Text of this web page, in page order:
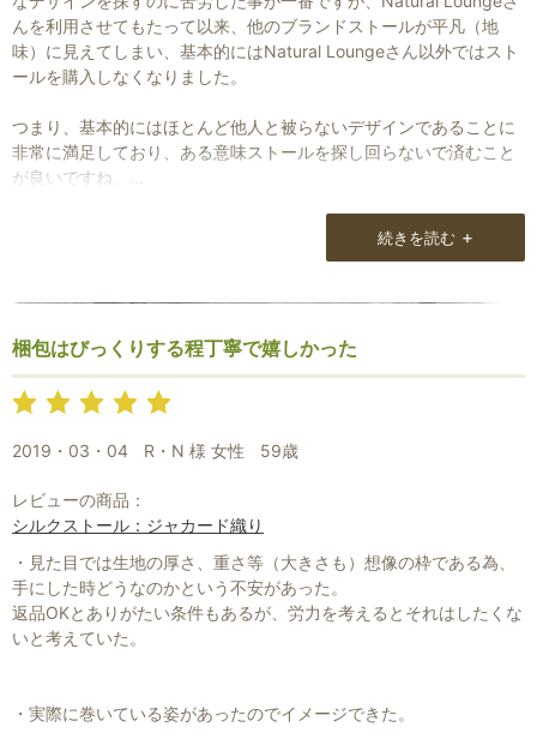
んを利用させてもたって以来、他のブランドストールが平凡（地
味）に見えてしまい、基本的にはNatural Loungeさん以外ではスト
ールを購入しなくなりました。
つまり、基本的にはほとんど他人と被らないデザインであることに
非常に満足しており、ある意味ストールを探し回らないで済むこと
が良いですね。
でも今までとは別の感覚があります。
私自身はファッションの一つとして考えて来ましたが、実際に身に
つけると、これまでの他のブランドさんのストールとは異なり、個
特にメンズは無難で地味なストール、しかも多くのブランドイメー
確かにブランドのカタログなどモデルが身につけていると格好いい
ですけどね。
でもモデルのように身につけて格好いい人は少ないと思います実際
問題として・・・
なのでメンズ用としてあるストールは地味なのでしょうが、Natural
続きを読む +
梱包はびっくりする程丁寧で嬉しかった
2019・03・04 R・N 様 女性 59歳
レビューの商品：
シルクストール：ジャカード織り
・見た目では生地の厚さ、重さ等（大きさも）想像の枠である為、
手にした時どうなのかという不安があった。
返品OKとありがたい条件もあるが、労力を考えるとそれはしたくな
いと考えていた。
・実際に巻いている姿があったのでイメージできた。